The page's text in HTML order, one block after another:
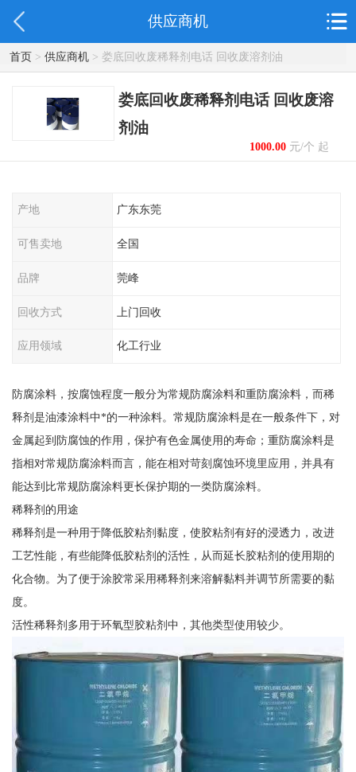
供应商机
首页> 供应商机> 娄底回收废稀释剂电话 回收废溶剂油
娄底回收废稀释剂电话 回收废溶
剂油
1000.00元/个 起
产地 广东东莞
可售卖地 全国
品牌 莞峰
回收方式 上门回收
应用领域 化工行业
防腐涂料，按腐蚀程度一般分为常规防腐涂料和重防腐涂料，而稀
释剂是油漆涂料中*的一种涂料。常规防腐涂料是在一般条件下，对
金属起到防腐蚀的作用，保护有色金属使用的寿命；重防腐涂料是
指相对常规防腐涂料而言，能在相对苛刻腐蚀环境里应用，并具有
能达到比常规防腐涂料更长保护期的一类防腐涂料。
稀释剂的用途
稀释剂是一种用于降低胶粘剂黏度，使胶粘剂有好的浸透力，改进
工艺性能，有些能降低胶粘剂的活性，从而延长胶粘剂的使用期的
化合物。为了便于涂胶常采用稀释剂来溶解黏料并调节所需要的黏
度。
活性稀释剂多用于环氧型胶粘剂中，其他类型使用较少。